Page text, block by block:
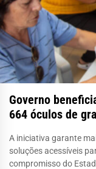
Governo
664 óculos de
A iniciativa garante
soluções acessíveis
compromisso do